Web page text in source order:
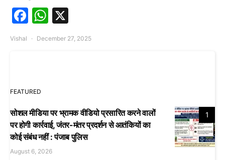
Facebook
WhatsApp
Vishal December 27, 2025
FEATURED
1
सोशल मीडिया पर भ्रामक वीडियो प्रसारित करने वालों
पर होगी कार्रवाई, जंतर-मंतर प्रदर्शन से आतंकियों का
कोई संबंध नहीं : पंजाब पुलिस
August 6, 2026